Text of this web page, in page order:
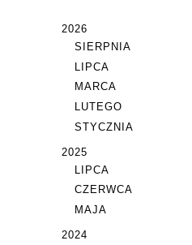
2026
SIERPNIA
LIPCA
MARCA
LUTEGO
STYCZNIA
2025
LIPCA
CZERWCA
MAJA
2024